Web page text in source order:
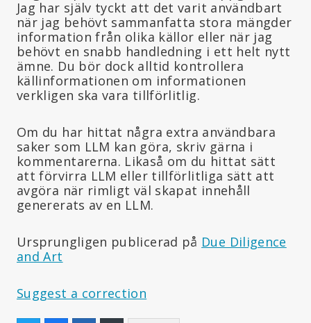
Jag har själv tyckt att det varit användbart
när jag behövt sammanfatta stora mängder
information från olika källor eller när jag
behövt en snabb handledning i ett helt nytt
ämne. Du bör dock alltid kontrollera
källinformationen om informationen
verkligen ska vara tillförlitlig.
Om du har hittat några extra användbara
saker som LLM kan göra, skriv gärna i
kommentarerna. Likaså om du hittat sätt
att förvirra LLM eller tillförlitliga sätt att
avgöra när rimligt väl skapat innehåll
genererats av en LLM.
Ursprungligen publicerad på Due Diligence
and Art
Suggest a correction